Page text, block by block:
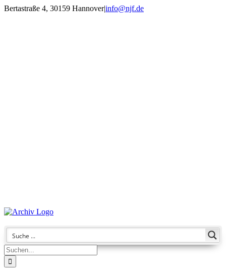
Zum
Bertastraße 4, 30159 Hannover|info@njf.de
Suche
nach: